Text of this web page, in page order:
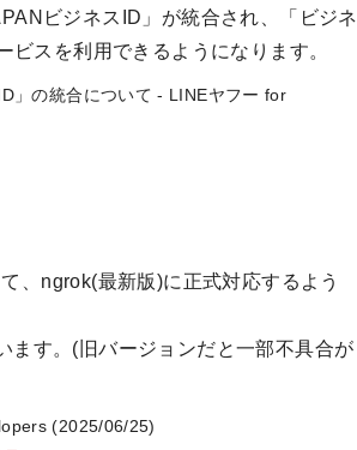
ビジネスID」が統合され、「ビジネ
スを利用できるようになります。
」の統合について - LINEヤフー for
、ngrok(最新版)に正式対応するよう
ます。(旧バージョンだと一部不具合が
(2025/06/25)